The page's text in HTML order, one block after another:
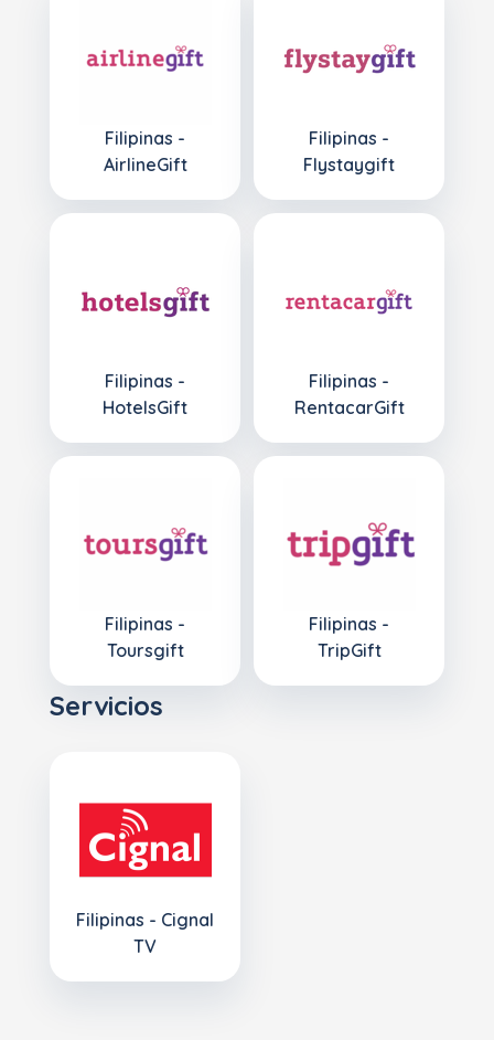
Filipinas -
AirlineGift
Filipinas -
Flystaygift
Filipinas -
HotelsGift
Filipinas -
RentacarGift
Filipinas -
Toursgift
Filipinas -
TripGift
Servicios
Filipinas - Cignal
TV